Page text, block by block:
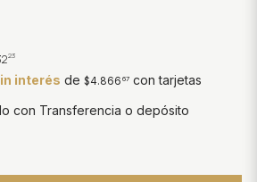
23
interés de $4.866 67con tarjetas
con Transferencia o depósito